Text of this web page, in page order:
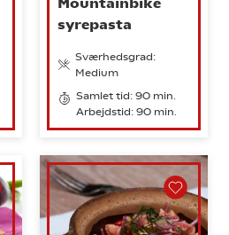
syrepasta
Sværhedsgrad:
Medium
Samlet tid: 90 min.
Arbejdstid: 90 min.